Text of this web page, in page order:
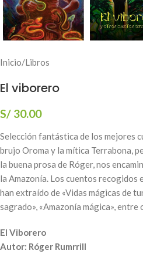
Inicio/Libros
El viborero
S/ 30.00
Selección fantástica de los mejores
brujo Oroma y la mítica Terrabona,
la buena prosa de Róger, nos
la Amazonía. Los cuentos
han extraído de «Vidas mágicas de
sagrado», «Amazonía mágica», entre
El Viborero
Autor: Róger Rumrrill